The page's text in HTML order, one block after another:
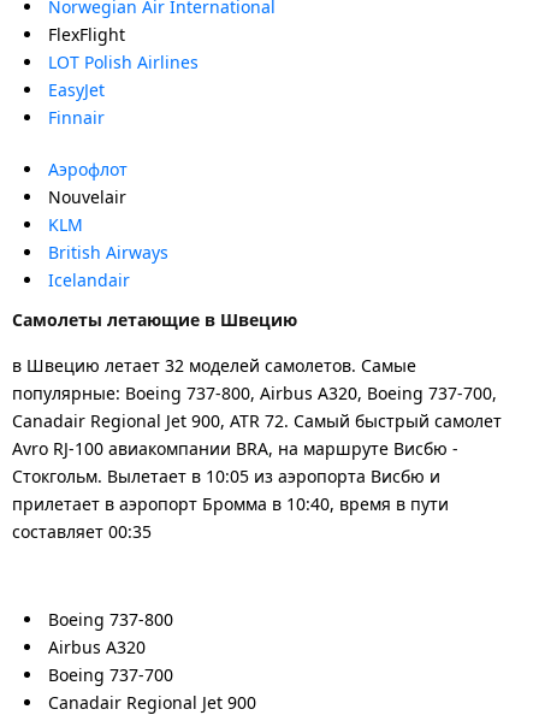
Norwegian Air International
FlexFlight
LOT Polish Airlines
EasyJet
Finnair
Аэрофлот
Nouvelair
KLM
British Airways
Icelandair
Самолеты летающие в Швецию
в Швецию летает 32 моделей самолетов. Самые
популярные: Boeing 737-800, Airbus A320, Boeing 737-700,
Canadair Regional Jet 900, ATR 72. Самый быстрый самолет
Avro RJ-100 авиакомпании BRA, на маршруте Висбю -
Стокгольм. Вылетает в 10:05 из аэропорта Висбю и
прилетает в аэропорт Бромма в 10:40, время в пути
составляет 00:35
Boeing 737-800
Airbus A320
Boeing 737-700
Canadair Regional Jet 900